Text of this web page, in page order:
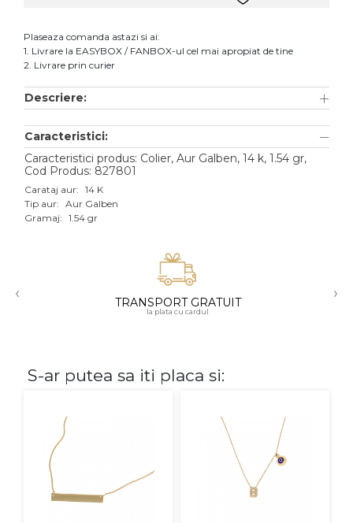
Accesorii
Aur alb
Aur roz
Aur mixt
18K
Cu pietre
Diamante
Plaseaza comanda astazi si ai:
1. Livrare la EASYBOX / FANBOX-ul cel mai apropiat de tine
2. Livrare prin curier
Descriere:
Caracteristici:
Caracteristici produs: Colier, Aur Galben, 14 k, 1.54 gr,
Cod Produs: 827801
Carataj aur: 14 K
Tip aur: Aur Galben
Gramaj: 1.54 gr
‹ TRANSPORT GRATUIT
la plata cu cardul
›
S-ar putea sa iti placa si: